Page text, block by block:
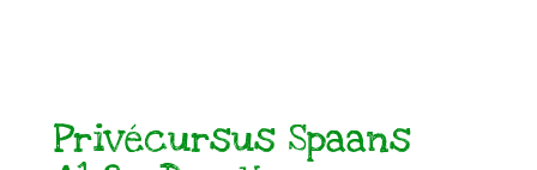
Privécursus Spaans